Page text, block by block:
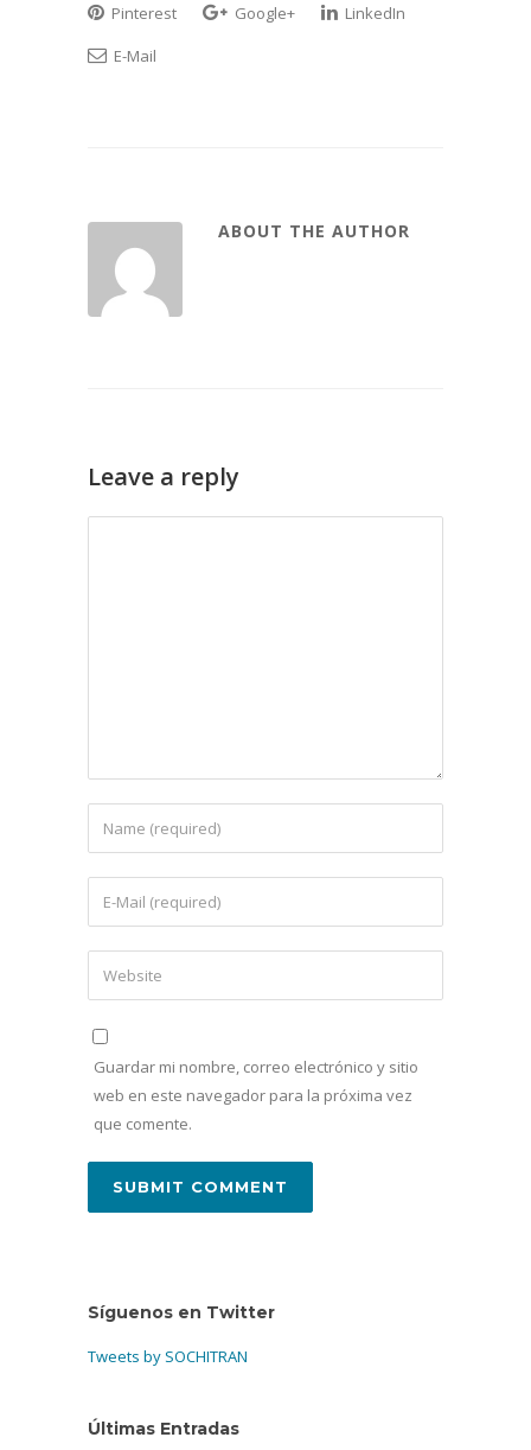
Pinterest
Google+
LinkedIn
E-Mail
ABOUT THE AUTHOR
Leave a reply
Guardar mi nombre, correo electrónico y sitio
web en este navegador para la próxima vez
que comente.
Síguenos en Twitter
Tweets by SOCHITRAN
Últimas Entradas